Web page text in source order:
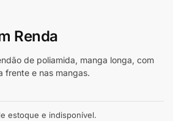
Renda
de poliamida, manga longa, com
frente e nas mangas.
estoque e indisponível.